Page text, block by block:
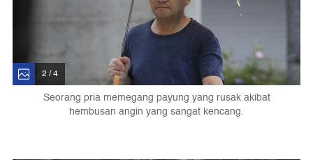
2 / 4
Seorang pria memegang payung yang rusak akibat
hembusan angin yang sangat kencang.